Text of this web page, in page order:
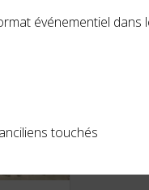
événementiel
touchés